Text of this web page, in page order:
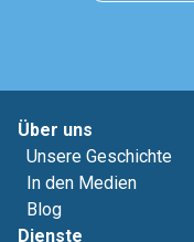
Über uns
Unsere Geschichte
In den Medien
Blog
Dienste